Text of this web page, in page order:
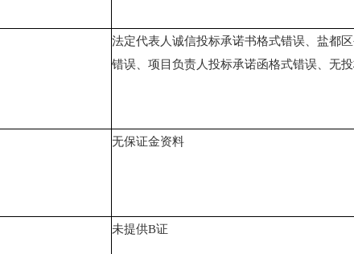
法定代表人诚信投标承诺书格式错误、盐都
错误、项目负责人投标承诺函格式错误、无
无保证金资料
未提供B证